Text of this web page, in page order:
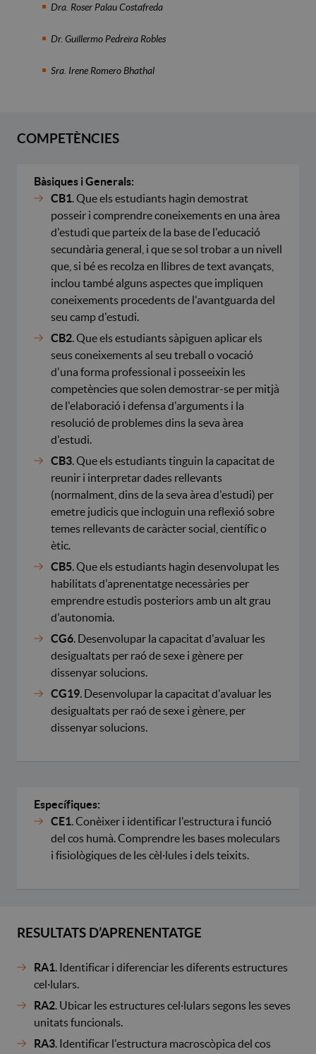
Dra. Roser Palau Costafreda
Dr. Guillermo Pedreira Robles
Sra. Irene Romero Bhathal
COMPETÈNCIES
Bàsiques i Generals:
CB1 . Que els estudiants hagin demostrat
posseir i comprendre coneixements en una àrea
d'estudi que parteix de la base de l'educació
secundària general, i que se sol trobar a un nivell
que, si bé es recolza en llibres de text avançats,
inclou també alguns aspectes que impliquen
coneixements procedents de l'avantguarda del
seu camp d'estudi.
CB2 . Que els estudiants sàpiguen aplicar els
seus coneixements al seu treball o vocació
d'una forma professional i posseeixin les
competències que solen demostrar-se per mitjà
de l'elaboració i defensa d'arguments i la
resolució de problemes dins la seva àrea
d'estudi.
CB3 . Que els estudiants tinguin la capacitat de
reunir i interpretar dades rellevants
(normalment, dins de la seva àrea d'estudi) per
emetre judicis que incloguin una reflexió sobre
temes rellevants de caràcter social, científic o
ètic.
CB5 . Que els estudiants hagin desenvolupat les
habilitats d'aprenentatge necessàries per
emprendre estudis posteriors amb un alt grau
d'autonomia.
CG6 . Desenvolupar la capacitat d'avaluar les
desigualtats per raó de sexe i gènere per
dissenyar solucions.
CG19 . Desenvolupar la capacitat d'avaluar les
desigualtats per raó de sexe i gènere, per
dissenyar solucions.
Específiques:
CE1 . Conèixer i identificar l'estructura i funció
del cos humà. Comprendre les bases moleculars
i fisiològiques de les cèl·lules i dels teixits.
RESULTATS D’APRENENTATGE
RA1 . Identificar i diferenciar les diferents estructures
cel·lulars.
RA2 . Ubicar les estructures cel·lulars segons les seves
unitats funcionals.
RA3 . Identificar l'estructura macroscòpica del cos